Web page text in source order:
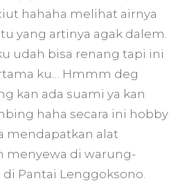
hahaha melihat airnya
yang artinya agak dalem.
udah bisa renang tapi ini
ku… Hmmm deg
kan ada suami ya kan
haha secara ini hobby
mendapatkan alat
menyewa di warung-
Pantai Lenggoksono.